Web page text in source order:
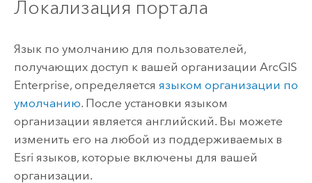
Локализация портала
Язык по умолчанию для пользователей,
получающих доступ к вашей организации ArcGIS
Enterprise, определяется языком организации по
умолчанию. После установки языком
организации является английский. Вы можете
изменить его на любой из поддерживаемых в
Esri языков, которые включены для вашей
организации.